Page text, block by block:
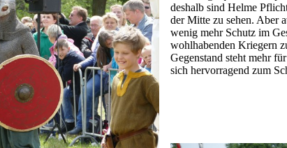
deshalb sind Helme
der Mitte zu sehen. Aber
wenig mehr Schutz im
wohlhabenden Kriegern
Gegenstand steht mehr
sich hervorragend zum